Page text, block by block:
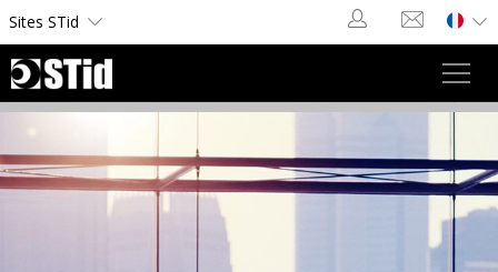
Sites STid
Panneau de gestion des cookies